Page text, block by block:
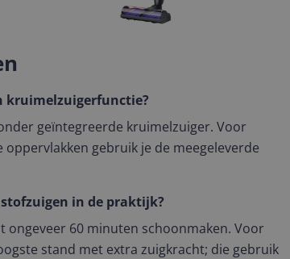
kruimelzuigerfunctie?
geïntegreerde kruimelzuiger. Voor
gebruik je de meegeleverde
in de praktijk?
ongeveer 60 minuten schoonmaken. Voor
stand met extra zuigkracht; die gebruik